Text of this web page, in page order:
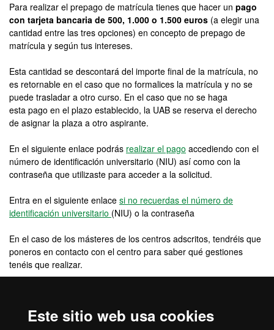
Este sitio web usa cookies
Para realizar el prepago de matrícula tienes que hacer un pago
con tarjeta bancaria de 500, 1.000 o 1.500 euros (a elegir una
cantidad entre las tres opciones) en concepto de prepago de
matrícula y según tus intereses.
Esta cantidad se descontará del importe final de la matrícula, no
es retornable en el caso que no formalices la matrícula y no se
puede trasladar a otro curso. En el caso que no se haga
esta pago en el plazo establecido, la UAB se reserva el derecho
de asignar la plaza a otro aspirante.
En el siguiente enlace podrás realizar el pago accediendo con el
número de identificación universitario (NIU) así como con la
contraseña que utilizaste para acceder a la solicitud.
Entra en el siguiente enlace si no recuerdas el número de
identificación universitario (NIU) o la contraseña
En el caso de los másteres de los centros adscritos, tendréis que
poneros en contacto con el centro para saber qué gestiones
tenéis que realizar.